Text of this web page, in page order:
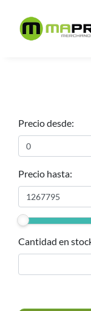
Precio desde:
Precio hasta:
Cantidad en